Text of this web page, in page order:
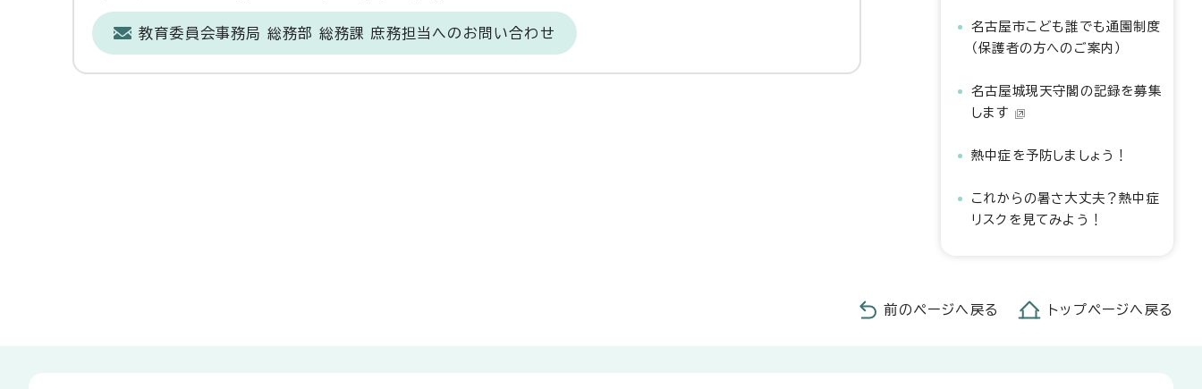
教育委員会事務局 総務部 総務課 庶務担当へのお問い合わせ
名古屋市こども誰でも通園制度
（保護者の方へのご案内）
名古屋城現天守閣の記録を募集
します
熱中症を予防しましょう！
これからの暑さ大丈夫？熱中症
リスクを見てみよう！
前のページへ戻る トップページへ戻る